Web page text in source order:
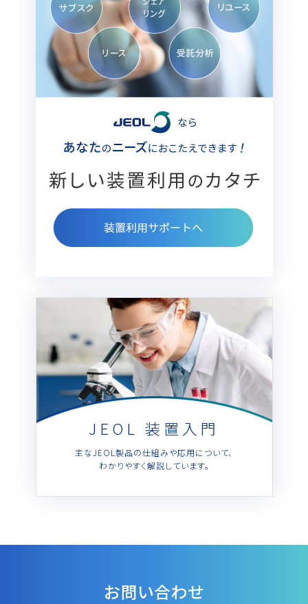
JEOL 装置入門
主なJEOL製品の仕組みや応用について、
わかりやすく解説しています。
お問い合わせ